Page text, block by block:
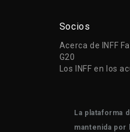
Socios
Acerca de INFF
G20
Los INFF en los
La plataforma
mantenida por